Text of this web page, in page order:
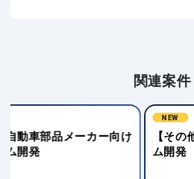
関連案件
【その他】製造業向けCADシステ
ム開発